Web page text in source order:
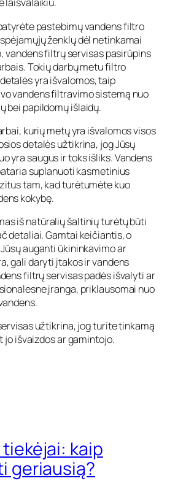
pastebimų vandens filtro
ženklų dėl netinkamai
vandens filtrų servisas pasirūpins
Tokių darbų metu filtro
yra išvalomos, taip
vandens filtravimo sistemą nuo
bei papildomų išlaidų.
kurių metų yra išvalomos visos
detalės užtikrina, jog Jūsų
yra saugus ir toks išliks. Vandens
suplanuoti kasmetinius
tam, kad turėtumėte kuo
kokybę.
iš natūralių šaltinių turėtų būti
detaliai. Gamtai keičiantis, o
auganti ūkininkavimo ar
gali daryti įtakos ir vandens
filtrų servisas padės išvalyti ar
įranga, priklausomai nuo
užtikrina, jog turite tinkamą
išvaizdos ar gamintojo.
kaip
geriausią?